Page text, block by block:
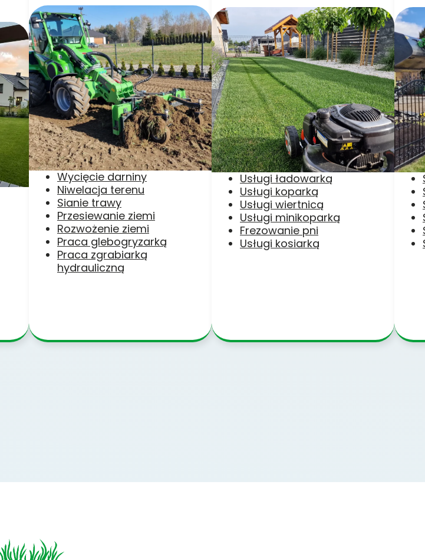
Wycięcie darniny
Niwelacja terenu
Sianie trawy
Przesiewanie ziemi
Rozwożenie ziemi
Praca glebogryzarką
Praca zgrabiarką
hydrauliczną
Usługi ładowarką
Usługi koparką
Usługi wiertnicą
Usługi minikoparką
Frezowanie pni
Usługi kosiarką